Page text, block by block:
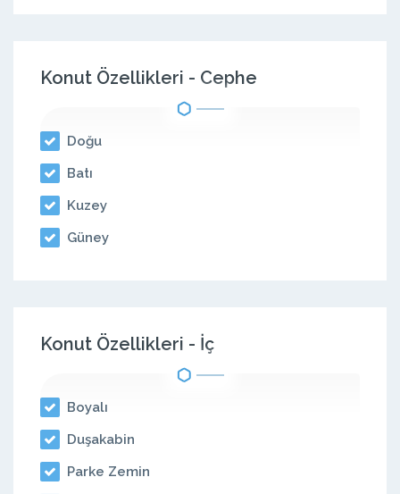
Konut Özellikleri - Cephe
Doğu
Batı
Kuzey
Güney
Konut Özellikleri - İç
Boyalı
Duşakabin
Parke Zemin